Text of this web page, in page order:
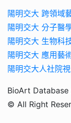
陽明交大 跨領域
陽明交大 分子醫
陽明交大 生物科
陽明交大 應用藝
陽明交大人社院
BioArt Database
© All Right